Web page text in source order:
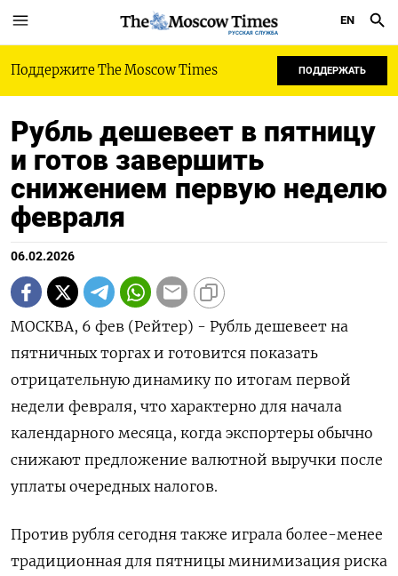
РУССКАЯ СЛУЖБА
EN
Поддержите The Moscow Times ПОДДЕРЖАТЬ
Рубль дешевеет в пятницу
и готов завершить
снижением первую неделю
февраля
06.02.2026
МОСКВА, 6 фев (Рейтер) - Рубль дешевеет на
пятничных торгах и готовится показать
отрицательную динамику по итогам первой
недели февраля, что характерно для начала
календарного месяца, когда экспортеры обычно
снижают предложение валютной выручки после
уплаты очередных налогов.
Против рубля сегодня также играла более-менее
традиционная для пятницы минимизация риска